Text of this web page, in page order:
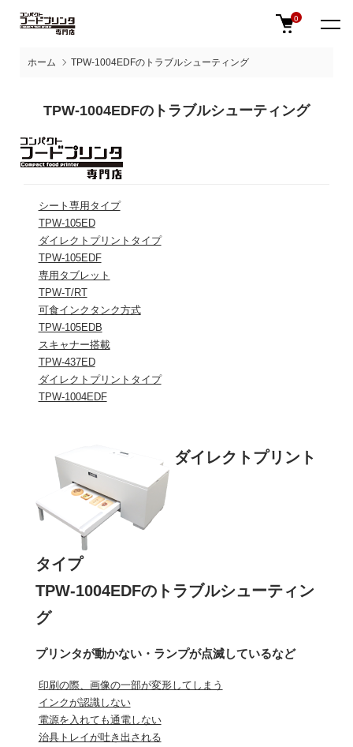
0
ホーム TPW-1004EDFのトラブルシューティング
TPW-1004EDFのトラブルシューティング
シート専用タイプ
TPW-105ED
ダイレクトプリントタイプ
TPW-105EDF
専用タブレット
TPW-T/RT
可食インクタンク方式
TPW-105EDB
スキャナー搭載
TPW-437ED
ダイレクトプリントタイプ
TPW-1004EDF
ダイレクトプリント
タイプ
TPW-1004EDFのトラブルシューティン
グ
プリンタが動かない・ランプが点滅しているなど
印刷の際、画像の一部が変形してしまう
インクが認識しない
電源を入れても通電しない
治具トレイが吐き出される